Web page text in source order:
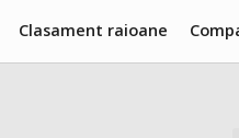
Clasament raioane